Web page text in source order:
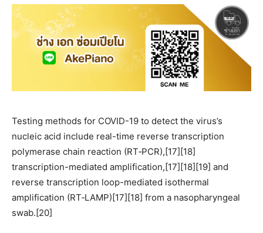
Testing methods for COVID-19 to detect the virus’s
nucleic acid include real-time reverse transcription
polymerase chain reaction (RT‑PCR),[17][18]
transcription-mediated amplification,[17][18][19] and
reverse transcription loop-mediated isothermal
amplification (RT‑LAMP)[17][18] from a nasopharyngeal
swab.[20]